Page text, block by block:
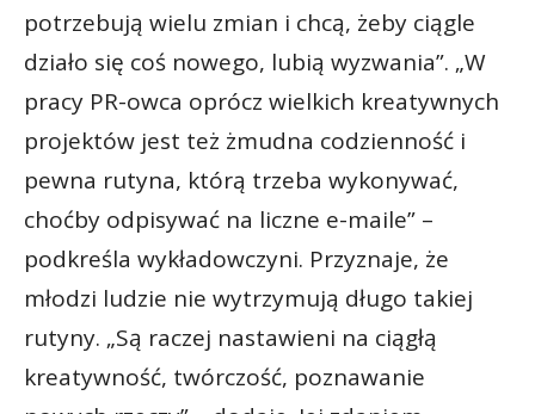
potrzebują wielu zmian i chcą, żeby ciągle
działo się coś nowego, lubią wyzwania”. „W
pracy PR-owca oprócz wielkich kreatywnych
projektów jest też żmudna codzienność i
pewna rutyna, którą trzeba wykonywać,
choćby odpisywać na liczne e-maile” –
podkreśla wykładowczyni. Przyznaje, że
młodzi ludzie nie wytrzymują długo takiej
rutyny. „Są raczej nastawieni na ciągłą
kreatywność, twórczość, poznawanie